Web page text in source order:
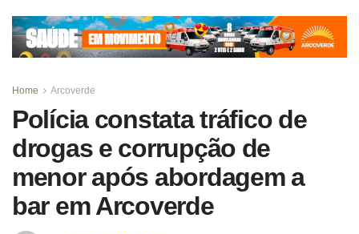
Home Arcoverde
Polícia constata tráfico de
drogas e corrupção de
menor após abordagem a
bar em Arcoverde